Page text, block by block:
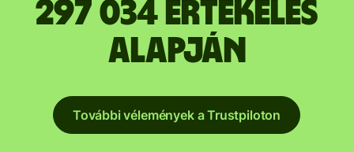
297 034 értékelés
alapján
További vélemények a Trustpiloton